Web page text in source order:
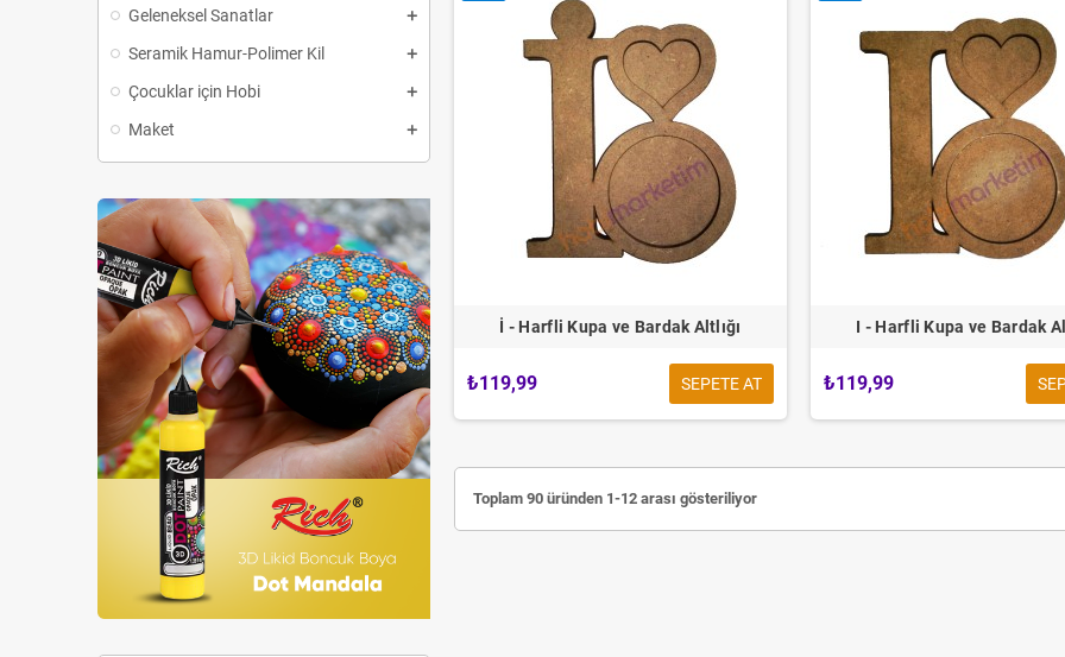
Geleneksel Sanatlar
Seramik Hamur-Polimer Kil
Çocuklar için Hobi
Maket
İ - Harfli Kupa ve Bardak Altlığı
₺119,99 SEPETE AT
I - Harfli Kupa ve Bardak
₺119,99
Toplam 90 üründen 1-12 arası gösteriliyor